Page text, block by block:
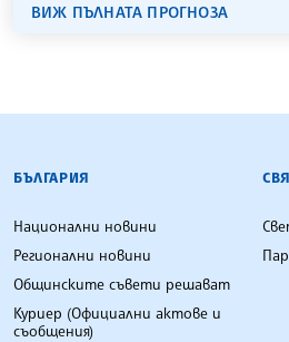
ВИЖ ПЪЛНАТА ПРОГНОЗА
БЪЛГАРСКА
БЪЛГАРИЯ
Национални новини
Регионални новини
Общинските съвети решават
Куриер (Официални актове и
съобщения)